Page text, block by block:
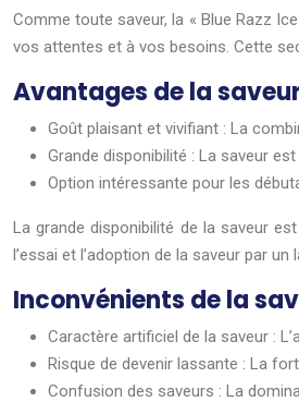
Comme toute saveur, la « Blue Razz
vos attentes et à vos besoins. Cette
Avantages de la
Goût plaisant et vivifiant : La
Grande disponibilité : La saveur
Option intéressante pour les
La grande disponibilité de la saveur
l’essai et l’adoption de la saveur par un
Inconvénients de la
Caractère artificiel de la saveur :
Risque de devenir lassante : La
Confusion des saveurs : La